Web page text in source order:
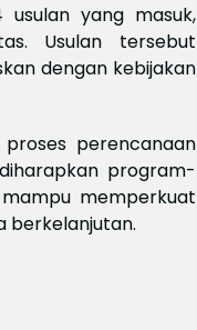
yang masuk,
Usulan tersebut
dengan kebijakan
perencanaan
program-
memperkuat
berkelanjutan.